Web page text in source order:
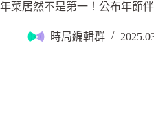
年菜居然不是第一！公布年節
時局編輯群